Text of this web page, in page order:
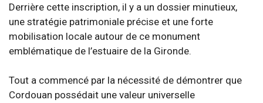
Derrière cette inscription, il y a un dossier minutieux,
une stratégie patrimoniale précise et une forte
mobilisation locale autour de ce monument
emblématique de l’estuaire de la Gironde.
Tout a commencé par la nécessité de démontrer que
Cordouan possédait une valeur universelle